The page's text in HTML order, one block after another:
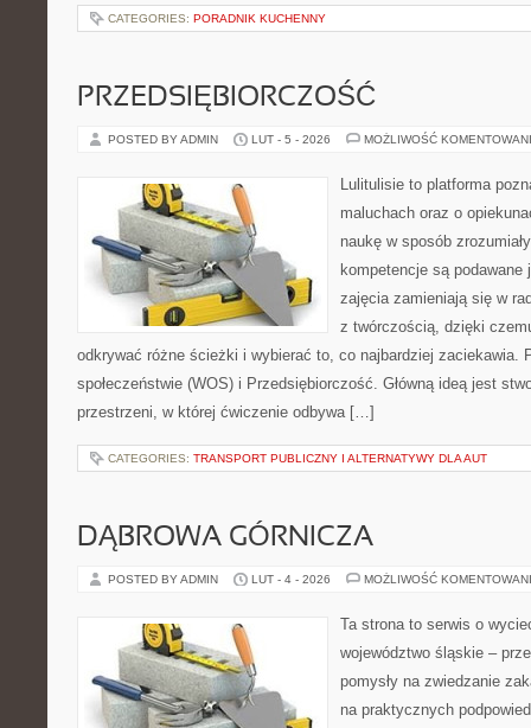
CATEGORIES: PORADNIK KUCHENNY
PRZEDSIĘBIORCZOŚĆ
POSTED BY ADMIN LUT - 5 - 2026 MOŻLIWOŚĆ
Lulitulisie to platforma
maluchach oraz o
naukę w sposób
kompetencje są
zajęcia zamieniają się w
z twórczością, dzięki
odkrywać różne ścieżki i wybierać to, co najbardziej zaciekawia.
społeczeństwie (WOS) i Przedsiębiorczość. Główną ideą jest
przestrzeni, w której ćwiczenie odbywa […]
CATEGORIES: TRANSPORT PUBLICZNY I ALTERNATYWY DLA AUT
DĄBROWA GÓRNICZA
POSTED BY ADMIN LUT - 4 - 2026 MOŻLIWOŚĆ
Ta strona to serwis o
województwo śląskie –
pomysły na zwiedzanie
na praktycznych